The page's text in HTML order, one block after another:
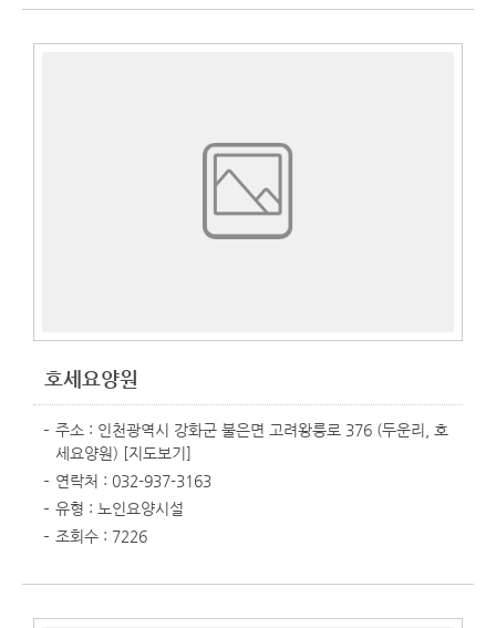
호세요양원
주소 : 인천광역시 강화군 불은면 고려왕릉로 376 (두운리, 호
세요양원) [지도보기]
연락처 : 032-937-3163
유형 : 노인요양시설
조회수 : 7226